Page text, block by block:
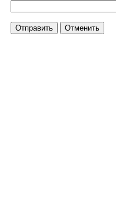
Отправить Отменить